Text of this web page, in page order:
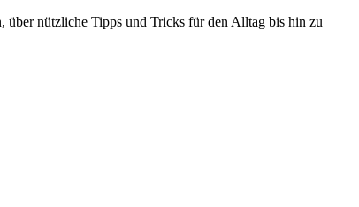
über nützliche Tipps und Tricks für den Alltag bis hin zu